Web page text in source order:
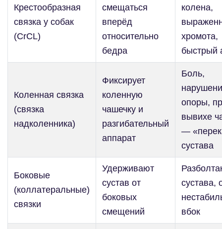
Крестообразная
связка у собак
(CrCL)
смещаться
вперёд
относительно
бедра
колена,
хромота,
быстрый
Коленная связка
(связка
надколенника)
Фиксирует
коленную
чашечку и
разгибательный
аппарат
Боль,
опоры,
вывихе
—
сустава
Боковые
(коллатеральные)
связки
Удерживают
сустав от
боковых
смещений
сустава,
вбок